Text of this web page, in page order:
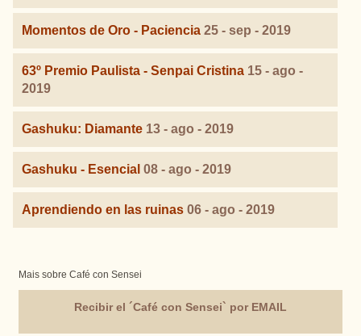
Momentos de Oro - Paciencia 25 - sep - 2019
63º Premio Paulista - Senpai Cristina 15 - ago -
2019
Gashuku: Diamante 13 - ago - 2019
Gashuku - Esencial 08 - ago - 2019
Aprendiendo en las ruinas 06 - ago - 2019
Mais sobre Café con Sensei
Recibir el ´Café con Sensei` por EMAIL